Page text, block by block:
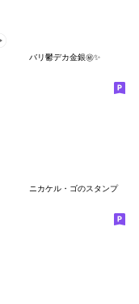
バリ鬱デカ金銀㊙️✨
ニカケル・ゴのスタンプ